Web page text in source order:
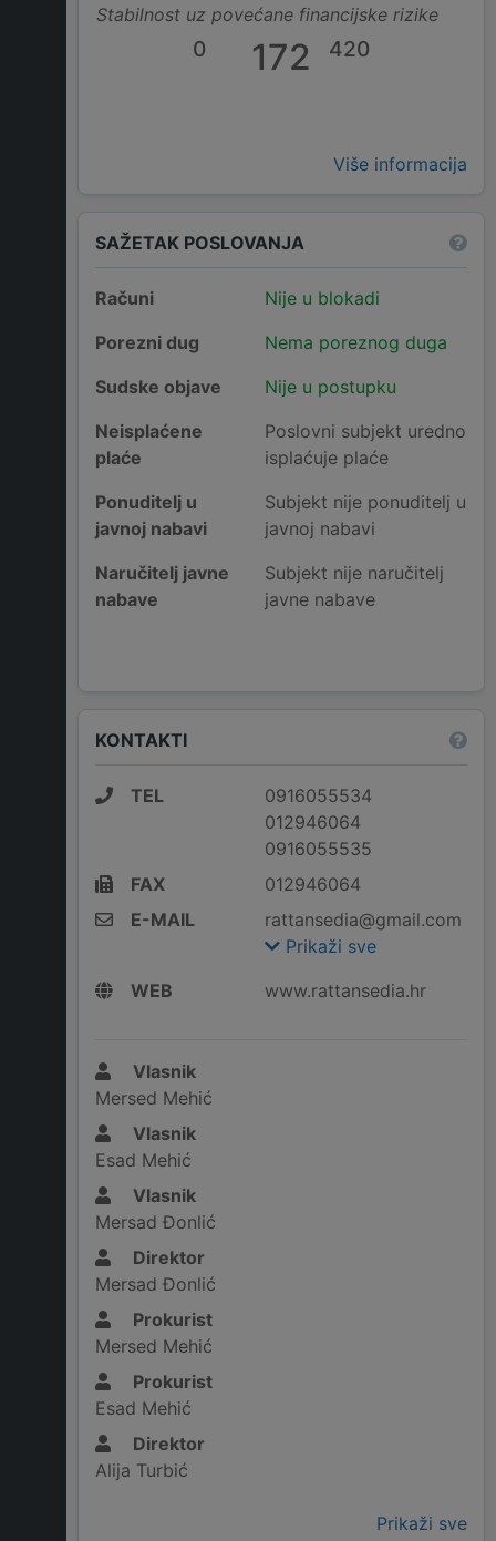
Stabilnost uz povećane financijske rizike
0 172 420
Više informacija
SAŽETAK POSLOVANJA
Računi
Nije u blokadi
Porezni dug
Nema poreznog duga
Sudske objave
Nije u postupku
Neisplaćene
plaće
Poslovni subjekt uredno
isplaćuje plaće
Ponuditelj u
javnoj nabavi
Subjekt nije ponuditelj u
javnoj nabavi
Naručitelj javne
nabave
Subjekt nije naručitelj
javne nabave
KONTAKTI
TEL
0916055534
012946064
0916055535
FAX
012946064
E-MAIL
rattansedia@gmail.com
Prikaži sve
WEB
www.rattansedia.hr
Vlasnik
Mersed Mehić
Vlasnik
Esad Mehić
Vlasnik
Mersad Đonlić
Direktor
Mersad Đonlić
Prokurist
Mersed Mehić
Prokurist
Esad Mehić
Direktor
Alija Turbić
Prikaži sve